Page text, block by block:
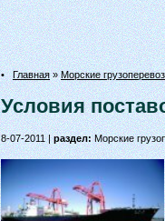
•Главная»Морские
Условия
8-07-2011 |раздел:Морские